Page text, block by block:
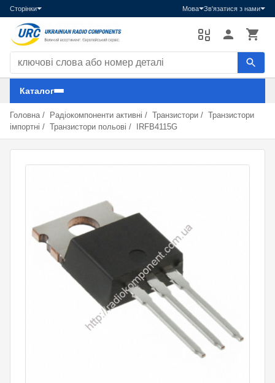
Сторінки Мова Зв'язатися з нами
Пошук компонентів
Каталог
Головна / Радіокомпоненти активні / Транзистори / Транзистори
імпортні / Транзистори польові / IRFB4115G